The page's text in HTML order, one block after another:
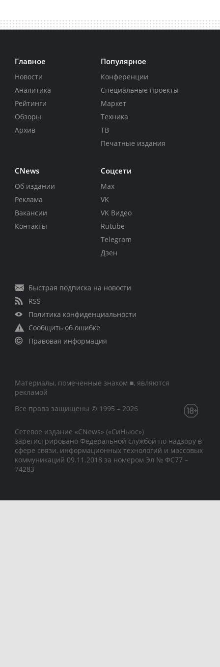
Главное
Новости
Аналитика
Рейтинги
Обзоры
Архив
Популярное
Конференции
Специальные проекты
Маркет
Техника
ТВ
Печатные издания
CNews
Об издании
Реклама
Вакансии
Контакты
Соцсети
Max
VK
VK Видео
Rutube
Telegram
Дзен
Быстрая подписка на новости
RSS
Политика конфиденциальности
Сообщить об ошибке
Правовая информация
Материалы, помеченные знаком ■, являются
рекламой
Все права защищены © 1995 – 2026
Сетевое издание «CNews» («СиНьюс»)
зарегистрировано Федеральной службой по надзору в
сфере связи, информационных технологий и массовых
коммуникаций 09.11.2018 за номером Эл № ФС77 –
74283